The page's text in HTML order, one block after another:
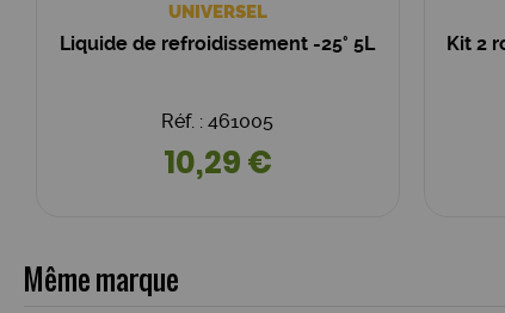
UNIVERSEL
Liquide de refroidissement -25° 5L
Réf. : 461005
10,29 €
Kit 2
Même marque